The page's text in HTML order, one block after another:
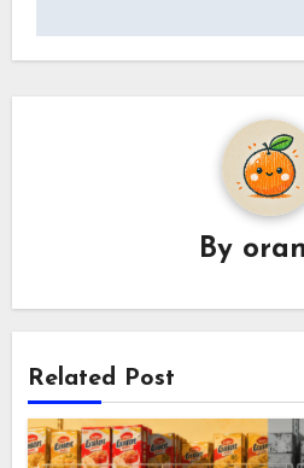
By
Related Post